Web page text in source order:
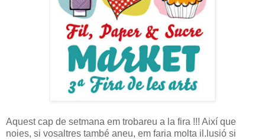
Aquest cap de setmana em trobareu a la fira !!! Així que
noies, si vosaltres també aneu, em faria molta il.lusió si